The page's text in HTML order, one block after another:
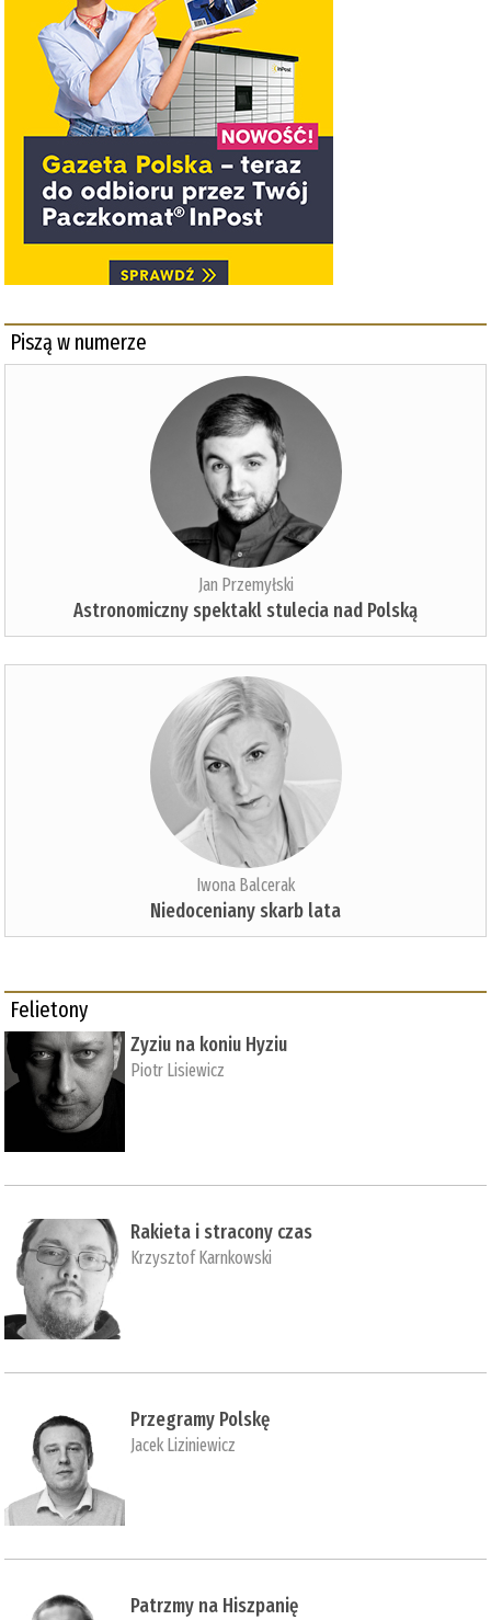
Piszą w numerze
Jan Przemyłski
Astronomiczny spektakl stulecia nad Polską
Iwona Balcerak
Niedoceniany skarb lata
Felietony
Zyziu na koniu Hyziu
Piotr Lisiewicz
Rakieta i stracony czas
Krzysztof Karnkowski
Przegramy Polskę
Jacek Liziniewicz
Patrzmy na Hiszpanię